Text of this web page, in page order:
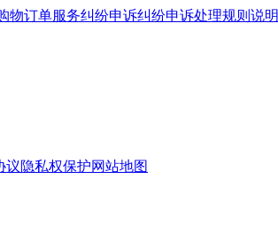
物订单服务纠纷申诉纠纷申诉处理规则说明
议隐私权保护网站地图